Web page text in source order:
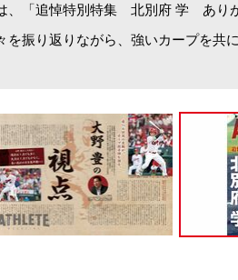
、「追悼特別特集 北別府 学 あり
を振り返りながら、強いカープを共